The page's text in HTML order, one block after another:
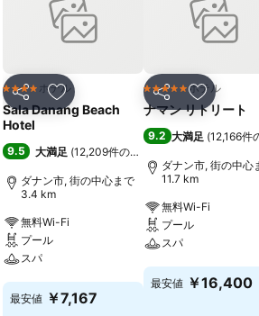
加シェア お気に入りに追加
4 ホテルのランク
ホテル
Sala Danang Beach
Hotel
9.5 大満足 (12,209件の評価
ダナン市, 街の中心まで
3.4 km
無料Wi-Fi
プール
スパ
料金を表示
最安値 ￥7,167
シェア お気に入
5 ホテルのランク
ホテル
ナマン リトリート
9.2 大満足 (12,166件
ダナン市, 街の中心
11.7 km
無料Wi-Fi
プール
スパ
料金を表示
最安値 ￥16,400